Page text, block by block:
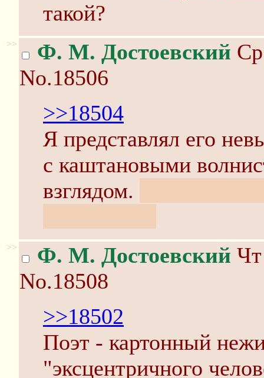
такой?
>> Ф. М. Достоевский
No.18506
>>18504
Я представлял его
с каштановыми
взглядом.
>> Ф. М. Достоевский
No.18508
>>18502
Поэт - картонный
"эксцентричного